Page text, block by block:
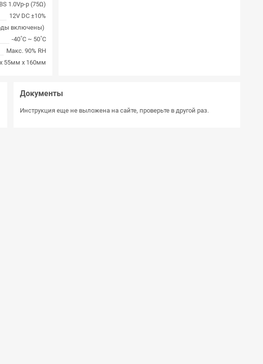
1.0Vp-p (75Ω)
12V DC ±10%
включены)
-40˚C ~ 50˚C
Макс. 90% RH
55мм х 160мм
Документы
Инструкция еще не выложена на сайте, проверьте в другой раз.